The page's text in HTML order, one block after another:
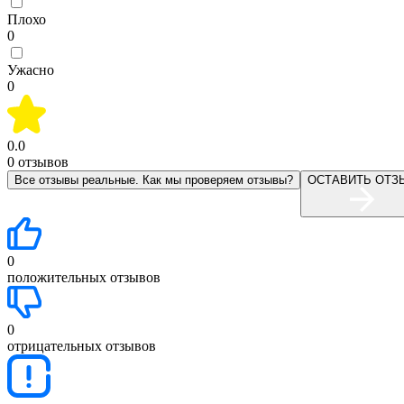
Плохо
0
Ужасно
0
0.0
0 отзывов
Все отзывы реальные. Как мы проверяем отзывы? ОСТАВИТЬ
0
положительных отзывов
0
отрицательных отзывов